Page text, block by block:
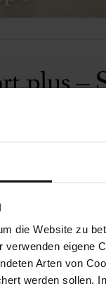
die Website zu
verwenden eigene
Arten von
werden sollen.
plus –
CORDOBA